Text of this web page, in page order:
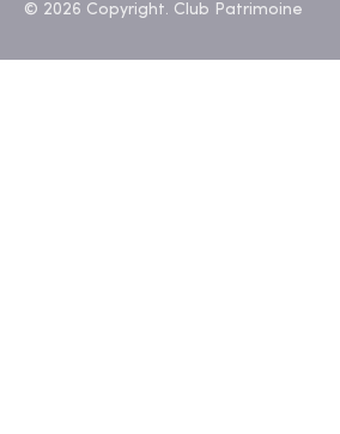
© 2026 Copyright. Club Patrimoine